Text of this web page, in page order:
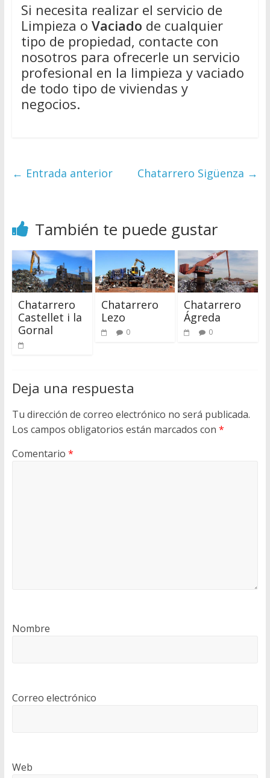
Si necesita realizar el servicio de
Limpieza o Vaciado de cualquier
tipo de propiedad, contacte con
nosotros para ofrecerle un servicio
profesional en la limpieza y vaciado
de todo tipo de viviendas y
negocios.
← Entrada anterior Chatarrero Sigüenza →
También te puede gustar
Chatarrero
Castellet i la
Gornal
Chatarrero
Lezo
0
Chatarrero
Ágreda
0
Deja una respuesta
Tu dirección de correo electrónico no será publicada.
Los campos obligatorios están marcados con *
Comentario *
Nombre
Correo electrónico
Web